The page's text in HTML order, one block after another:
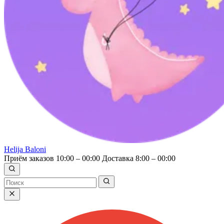
Helija Baloni
Приём заказов 10:00 – 00:00 Доставка 8:00 – 00:00